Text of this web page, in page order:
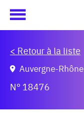
< Retour à la liste
N° 18476
Auvergne-